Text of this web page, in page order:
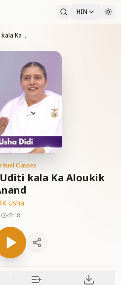
HIN
Nirantar Yaad & Uditi kala Ka Aloukik Anand
Classes
kala Ka Aloukik
Usha
45:18